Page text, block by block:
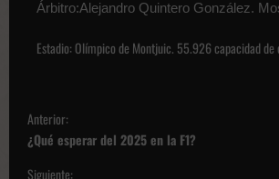
Árbitro:Alejandro Quintero González.
Estadio: Olímpico de Montjuic. 55.926 capacidad de
N
a
v
Anterior:
¿Qué esperar del 2025 en la F1?
Siguiente: